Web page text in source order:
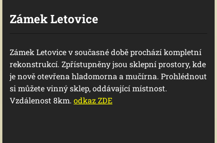
Zámek Letovice
Zámek Letovice v současné době prochází kompletní
rekonstrukcí. Zpřístupněny jsou sklepní prostory, kde
je nově otevřena hladomorna a mučírna. Prohlédnout
si můžete vinný sklep, oddávající místnost.
Vzdálenost 8km. odkaz ZDE